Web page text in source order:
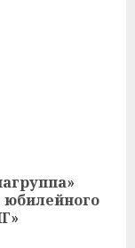
юбилейного